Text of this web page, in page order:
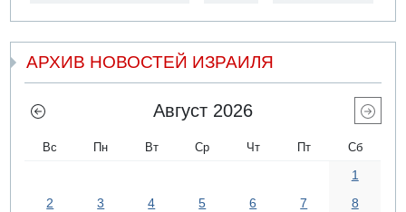
АРХИВ НОВОСТЕЙ ИЗРАИЛЯ
Август 2026
Вс Пн Вт Ср Чт Пт Сб
1
2
3 4 5 6 7
8